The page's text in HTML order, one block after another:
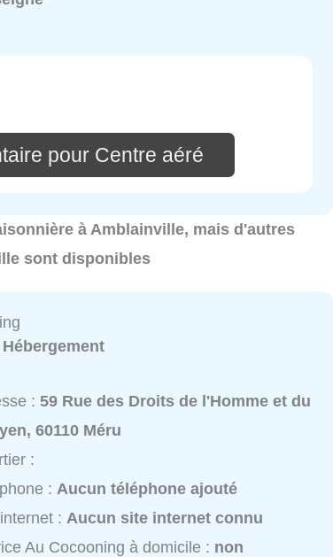
pour Centre aéré
à Amblainville, mais d'autres
sont disponibles
Hébergement
:59 Rue des Droits de l'Homme et du
60110 Méru
:
: Aucun téléphone ajouté
: Aucun site internet connu
Au Cocooning à domicile : non